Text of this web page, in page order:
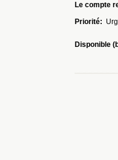
Le compte
Priorité:
Disponible